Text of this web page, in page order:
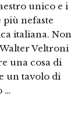
unico e i
più nefaste
italiana. Non
Walter Veltroni
una cosa di
un tavolo di
…